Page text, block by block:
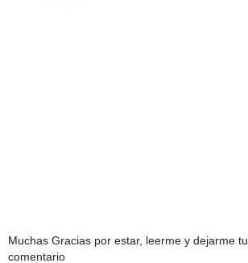
Muchas Gracias por estar, leerme y dejarme tu
comentario